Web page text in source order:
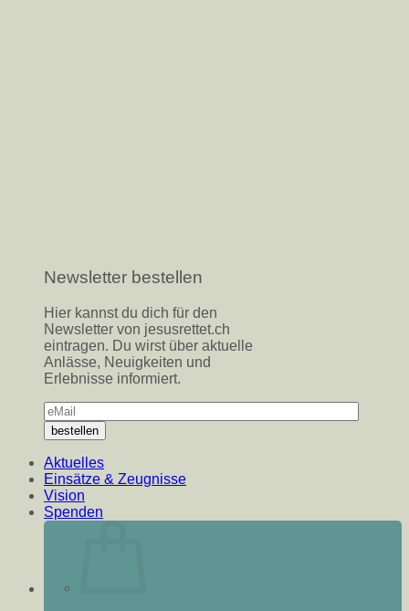
Newsletter bestellen
Hier kannst du dich für den
Newsletter von jesusrettet.ch
eintragen. Du wirst über aktuelle
Anlässe, Neuigkeiten und
Erlebnisse informiert.
Aktuelles
Einsätze & Zeugnisse
Vision
Spenden